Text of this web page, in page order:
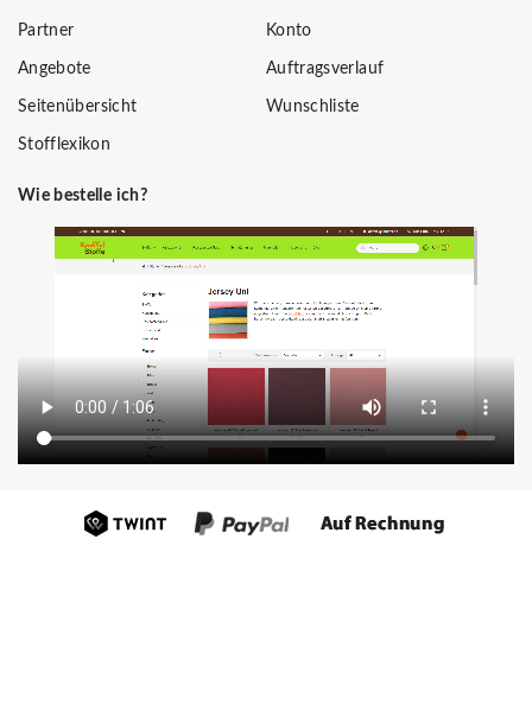
Partner
Angebote
Seitenübersicht
Stofflexikon
Konto
Auftragsverlauf
Wunschliste
Wie bestelle ich?